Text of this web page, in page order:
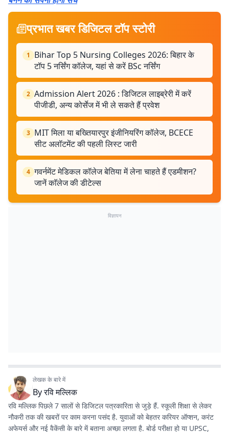
प्रभात खबर डिजिटल टॉप स्टोरी
1
Bihar Top 5 Nursing Colleges 2026: बिहार के
टॉप 5 नर्सिंग कॉलेज, यहां से करें BSc नर्सिंग
2 Admission Alert 2026 : डिजिटल लाइब्रेरी में करें
पीजीडी, अन्य कोर्सेज में भी ले सकते हैं प्रवेश
3 MIT मिला या बख्तियारपुर इंजीनियरिंग कॉलेज, BCECE
सीट अलॉटमेंट की पहली लिस्ट जारी
4 गवर्नमेंट मेडिकल कॉलेज बेतिया में लेना चाहते हैं एडमीशन?
जानें काॅलेज की डीटेल्स
विज्ञापन
लेखक के बारे में
Byरवि मल्लिक
रवि मल्लिक पिछले 7 सालों से डिजिटल पत्रकारिता से जुड़े हैं. स्कूली शिक्षा से लेकर
नौकरी तक की खबरों पर काम करना पसंद है. युवाओं को बेहतर करियर ऑप्शन, करंट
अफेयर्स और नई वैकेंसी के बारे में बताना अच्छा लगता है. बोर्ड परीक्षा हो या UPSC,